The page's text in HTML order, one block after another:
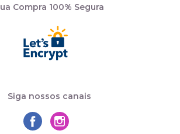
Compra 100% Segura
Siga nossos canais